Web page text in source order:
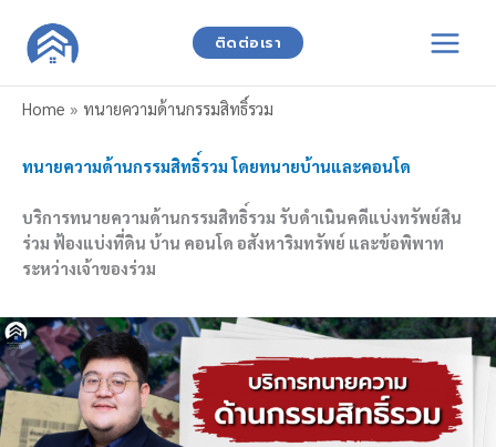
content
ติดต่อเรา
Home » ทนายความด้านกรรมสิทธิ์รวม
ทนายความด้านกรรมสิทธิ์รวม โดยทนายบ้านและคอนโด
บริการทนายความด้านกรรมสิทธิ์รวม รับดำเนินคดีแบ่งทรัพย์สิน
ร่วม ฟ้องแบ่งที่ดิน บ้าน คอนโด อสังหาริมทรัพย์ และข้อพิพาท
ระหว่างเจ้าของร่วม